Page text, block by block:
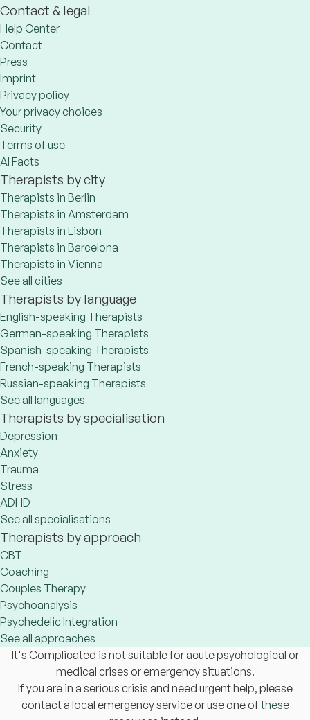
Contact & legal
Help Center
Contact
Press
Imprint
Privacy policy
Your privacy choices
Security
Terms of use
AI Facts
Therapists by city
Therapists in Berlin
Therapists in Amsterdam
Therapists in Lisbon
Therapists in Barcelona
Therapists in Vienna
See all cities
Therapists by language
English-speaking Therapists
German-speaking Therapists
Spanish-speaking Therapists
French-speaking Therapists
Russian-speaking Therapists
See all languages
Therapists by specialisation
Depression
Anxiety
Trauma
Stress
ADHD
See all specialisations
Therapists by approach
CBT
Coaching
Couples Therapy
Psychoanalysis
Psychedelic Integration
See all approaches
It's Complicated is not suitable for acute psychological or
medical crises or emergency situations.
If you are in a serious crisis and need urgent help, please
contact a local emergency service or use one ofthese